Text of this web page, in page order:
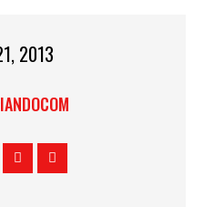
2013